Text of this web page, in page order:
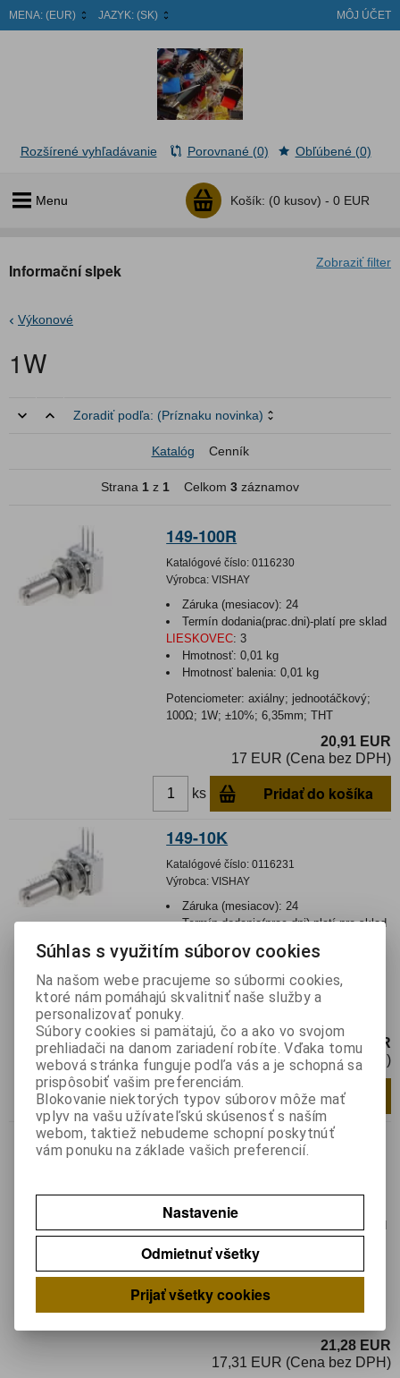
MENA: (EUR) JAZYK: (SK) MÔJ ÚČET
Menu Košík: (0 kusov) - 0 EUR
Rozšírené vyhľadávanie Porovnané (0) Obľúbené (0)
Zobraziť filter
Informační slpek
Výkonové
1W
Zoradiť podľa: (Príznaku novinka)
Katalóg Cenník
Strana 1 z 1 Celkom 3 záznamov
149-100R
Katalógové číslo: 0116230
Výrobca: VISHAY
Záruka (mesiacov): 24
Termín dodania(prac.dni)-platí pre sklad
LIESKOVEC: 3
Hmotnosť:0,01 kg
Hmotnosť balenia:0,01 kg
Potenciometer: axiálny; jednootáčkový;
100Ω; 1W; ±10%; 6,35mm; THT
20,91 EUR
17 EUR (Cena bez DPH)
ks Pridať do košíka
149-10K
Katalógové číslo: 0116231
Výrobca: VISHAY
Záruka (mesiacov): 24
Termín dodania(prac.dni)-platí pre sklad
Hmotnosť:0,01112 kg
Hmotnosť balenia:0,01112 kg
Potenciometer: axiálny; jednootáčkový;
10kΩ; 1W; ±10%; 6,35mm; THT
15,98 EUR
13 EUR (Cena bez DPH)
ks Pridať do košíka
149-1K
Záruka (mesiacov):
Hmotnosť:0,012 kg
Hmotnosť balenia:0,012 kg
Potenciometer: axiálny; jednootáčkový;
21,28 EUR
17,31 EUR (Cena bez DPH)
Súhlas s využitím súborov cookies
Na našom webe pracujeme so súbormi cookies,
ktoré nám pomáhajú skvalitniť naše služby a
personalizovať ponuky.
Súbory cookies si pamätajú, čo a ako vo svojom
prehliadači na danom zariadení robíte. Vďaka tomu
webová stránka funguje podľa vás a je schopná sa
prispôsobiť vašim preferenciám.
Blokovanie niektorých typov súborov môže mať
vplyv na vašu užívateľskú skúsenosť s naším
webom, taktiež nebudeme schopní poskytnúť
vám ponuku na základe vašich preferencií.
Nastavenie
Odmietnuť všetky
Prijať všetky cookies